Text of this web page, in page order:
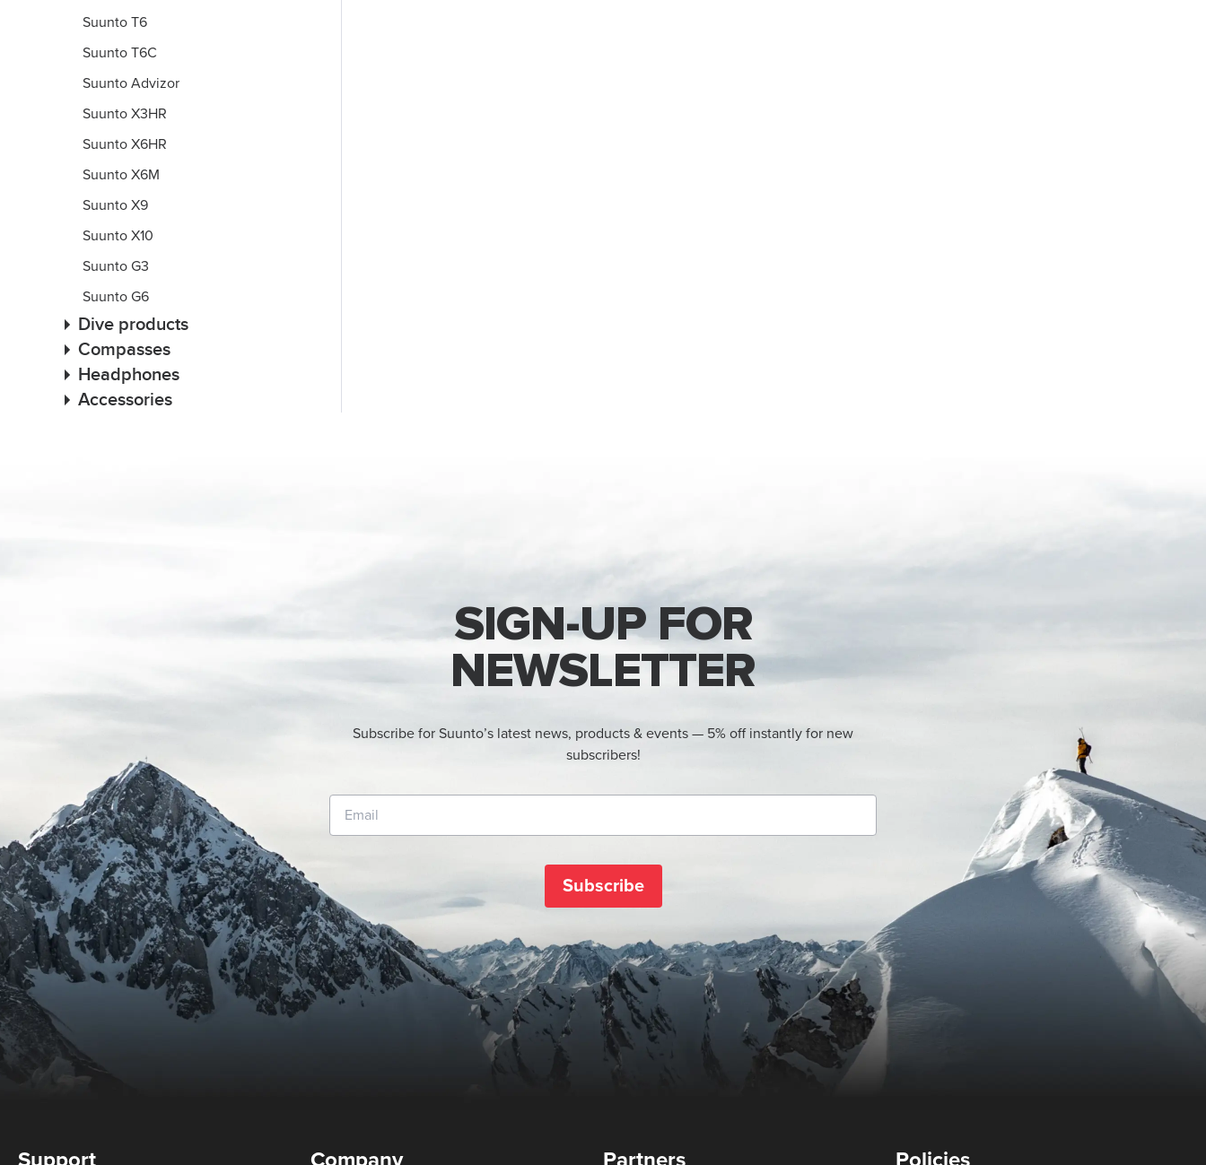
Suunto T6
Suunto T6C
Suunto Advizor
Suunto X3HR
Suunto X6HR
Suunto X6M
Suunto X9
Suunto X10
Suunto G3
Suunto G6
Dive products
Compasses
Headphones
Accessories
SIGN-UP FOR
NEWSLETTER
Subscribe for Suunto’s latest news, products & events — 5% off instantly for new
subscribers!
Subscribe
Support Company Partners Policies